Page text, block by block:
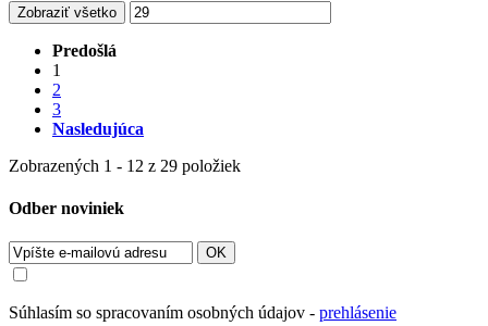
Zobraziť všetko
Predošlá
1
2
3
Nasledujúca
Zobrazených 1 - 12 z 29 položiek
Odber noviniek
OK
Súhlasím so spracovaním osobných údajov - prehlásenie